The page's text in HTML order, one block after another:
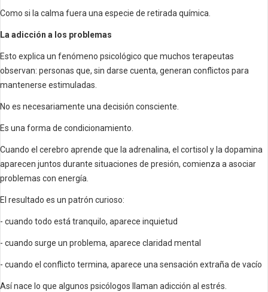
Como si la calma fuera una especie de retirada química.
La adicción a los problemas
Esto explica un fenómeno psicológico que muchos terapeutas
observan: personas que, sin darse cuenta, generan conflictos para
mantenerse estimuladas.
No es necesariamente una decisión consciente.
Es una forma de condicionamiento.
Cuando el cerebro aprende que la adrenalina, el cortisol y la dopamina
aparecen juntos durante situaciones de presión, comienza a asociar
problemas con energía.
El resultado es un patrón curioso:
- cuando todo está tranquilo, aparece inquietud
- cuando surge un problema, aparece claridad mental
- cuando el conflicto termina, aparece una sensación extraña de vacío
Así nace lo que algunos psicólogos llaman adicción al estrés.